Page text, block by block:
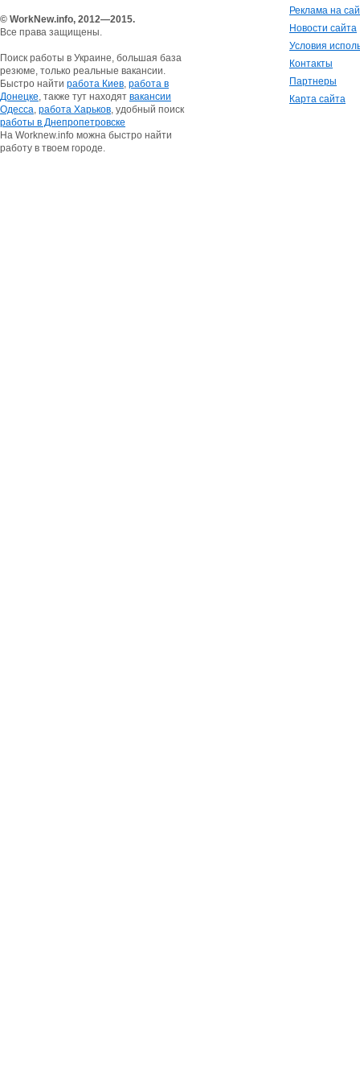
© WorkNew.info, 2012—2015.
Все права защищены.
Поиск работы в Украине, большая база
резюме, только реальные вакансии.
Быстро найти работа Киев, работа в
Донецке, также тут находят вакансии
Одесса, работа Харьков, удобный поиск
работы в Днепропетровске
На Worknew.info можна быстро найти
работу в твоем городе.
Реклама на
Новости сайта
Условия
Контакты
Партнеры
Карта сайта